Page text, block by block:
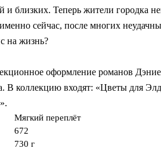
и близких. Теперь жители городка
сейчас, после многих
на жизнь?
оформление романов
В коллекцию входят: «Цветы для
Мягкий переплёт
672
730 г